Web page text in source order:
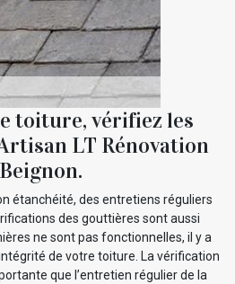
toiture, vérifiez les
LT Rénovation
étanchéité, des entretiens réguliers
des gouttières sont aussi
ne sont pas fonctionnelles, il y a
de votre toiture. La vérification
que l’entretien régulier de la